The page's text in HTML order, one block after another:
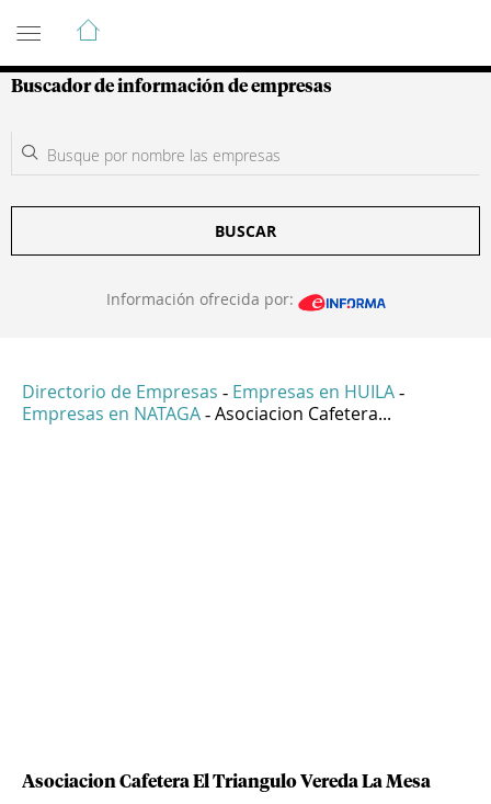
Guía de Empresas Colombianas
Buscador de información de empresas
BUSCAR
Información ofrecida por:
Directorio de Empresas - Empresas en HUILA -
Empresas en NATAGA - Asociacion Cafetera...
Asociacion Cafetera El Triangulo Vereda La Mesa